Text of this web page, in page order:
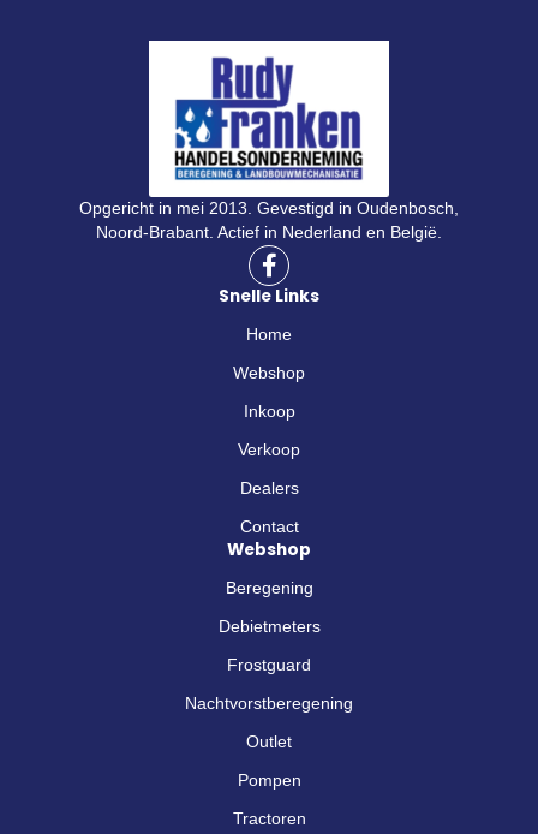
Opgericht in mei 2013. Gevestigd in Oudenbosch,
Noord-Brabant. Actief in Nederland en België.
F
a
c
e
o
k
-
Snelle Links
Home
Webshop
Inkoop
Verkoop
Dealers
Contact
Webshop
Beregening
Debietmeters
Frostguard
Nachtvorstberegening
Outlet
Pompen
Tractoren